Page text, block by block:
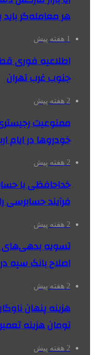
هر معامله‌گر باید
1 هفته پیش
اطلاعیه فوری
جنوب غرب تهران
2 هفته پیش
ممنوعیت
خودروها در ایام
2 هفته پیش
خداحافظی با
فرآیند حسابرسی
2 هفته پیش
اصلاح بانک سپه
2 هفته پیش
هزینه پنهان
تومان هزینه
2 هفته پیش